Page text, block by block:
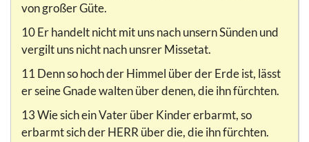
von großer Güte.
10 Er handelt nicht mit uns nach unsern Sünden und
vergilt uns nicht nach unsrer Missetat.
11 Denn so hoch der Himmel über der Erde ist, lässt
er seine Gnade walten über denen, die ihn fürchten.
13 Wie sich ein Vater über Kinder erbarmt, so
erbarmt sich der HERR über die, die ihn fürchten.